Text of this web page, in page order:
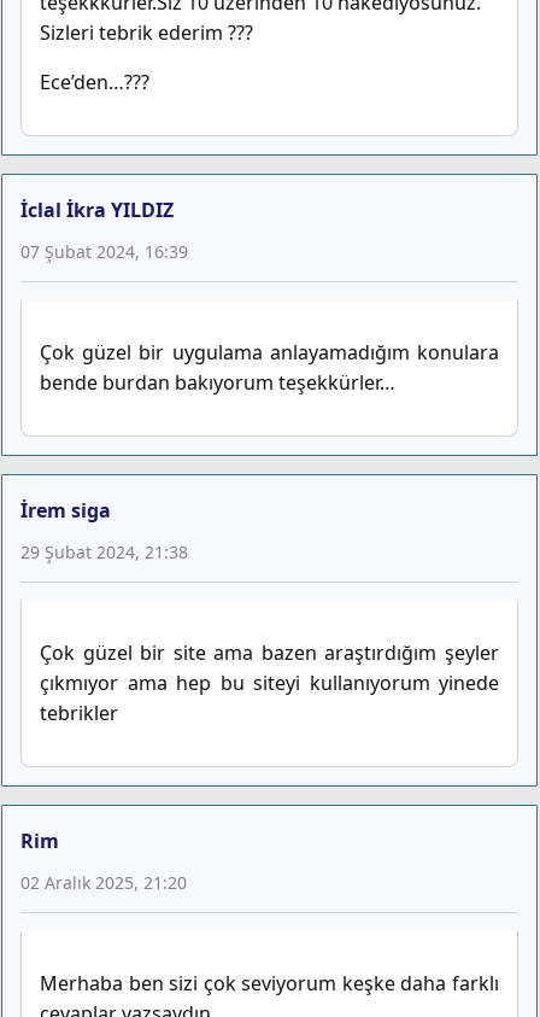
Sizleri tebrik ederim ???
Ece’den…???
İclal İkra YILDIZ
07 Şubat 2024, 16:39
Çok güzel bir uygulama anlayamadığım konulara
bende burdan bakıyorum teşekkürler…
İrem siga
29 Şubat 2024, 21:38
Çok güzel bir site ama bazen araştırdığım şeyler
çıkmıyor ama hep bu siteyi kullanıyorum yinede
tebrikler
Rim
02 Aralık 2025, 21:20
Merhaba ben sizi çok seviyorum keşke daha farklı